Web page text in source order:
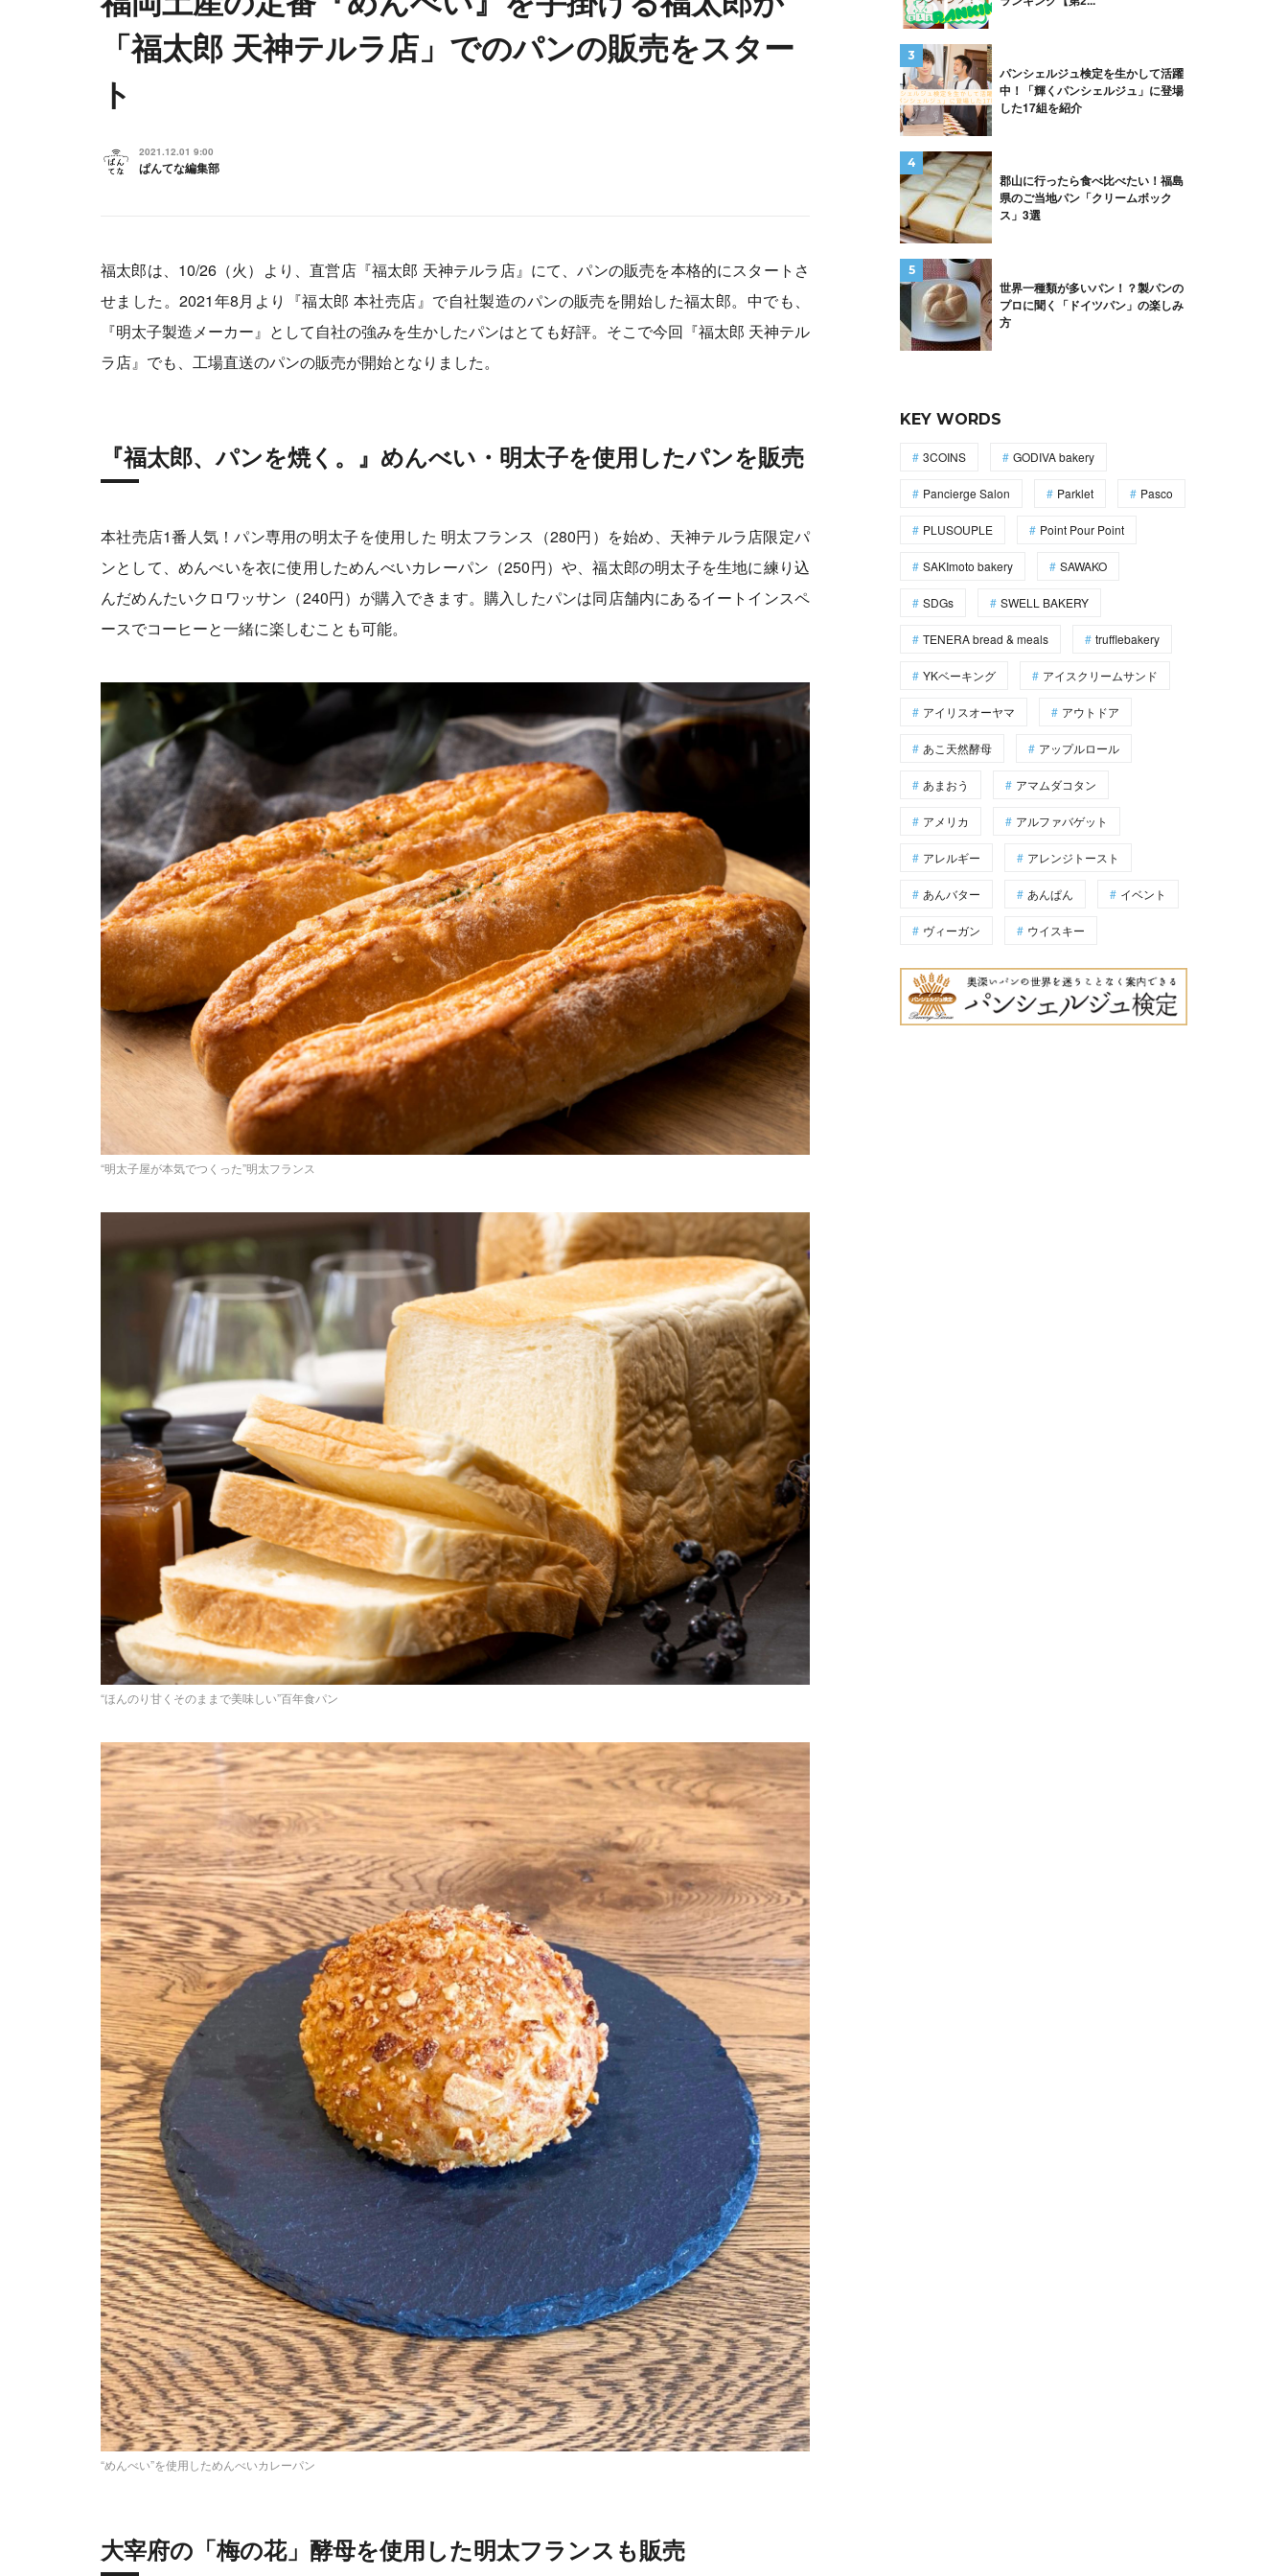
「福太郎 天神テルラ店」でのパンの販売をスター
ト
2021.12.01 9:00
ぱんてな編集部
福太郎は、10/26（火）より、直営店『福太郎 天神テルラ店』にて、パンの販売を本格的にスタートさ
せました。2021年8月より『福太郎 本社売店』で自社製造のパンの販売を開始した福太郎。中でも、
『明太子製造メーカー』として自社の強みを生かしたパンはとても好評。そこで今回『福太郎 天神テル
ラ店』でも、工場直送のパンの販売が開始となりました。
『福太郎、パンを焼く。』めんべい・明太子を使用したパンを販売
本社売店1番人気！パン専用の明太子を使用した 明太フランス（280円）を始め、天神テルラ店限定パ
ンとして、めんべいを衣に使用しためんべいカレーパン（250円）や、福太郎の明太子を生地に練り込
んだめんたいクロワッサン（240円）が購入できます。購入したパンは同店舗内にあるイートインスペ
ースでコーヒーと一緒に楽しむことも可能。
“明太子屋が本気でつくった”明太フランス
“ほんのり甘くそのままで美味しい”百年食パン
“めんべい”を使用しためんべいカレーパン
大宰府の「梅の花」酵母を使用した明太フランスも販売
パンシェルジュ検定を生かして活躍
中！「輝くパンシェルジュ」に登場
した17組を紹介
郡山に行ったら食べ比べたい！福島
県のご当地パン「クリームボック
ス」3選
世界一種類が多いパン！？製パンの
プロに聞く「ドイツパン」の楽しみ
方
KEY WORDS
3COINS GODIVA bakery
Pancierge Salon Parklet Pasco
PLUSOUPLE Point Pour Point
SAKImoto bakery SAWAKO
SDGs SWELL BAKERY
TENERA bread & meals trufflebakery
YKベーキング アイスクリームサンド
アイリスオーヤマ アウトドア
あこ天然酵母 アップルロール
あまおう アマムダコタン
アメリカ アルファバゲット
アレルギー アレンジトースト
あんバター あんぱん イベント
ヴィーガン ウイスキー